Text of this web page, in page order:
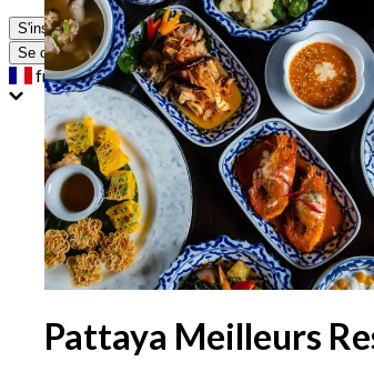
S'inscrire
Se connecter
fr
Pattaya Meilleurs